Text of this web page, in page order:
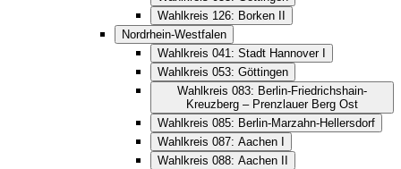
Wahlkreis 126: Borken II
Nordrhein-Westfalen
Wahlkreis 041: Stadt Hannover I
Wahlkreis 053: Göttingen
Wahlkreis 083: Berlin-Friedrichshain-
Kreuzberg – Prenzlauer Berg Ost
Wahlkreis 085: Berlin-Marzahn-Hellersdorf
Wahlkreis 087: Aachen I
Wahlkreis 088: Aachen II